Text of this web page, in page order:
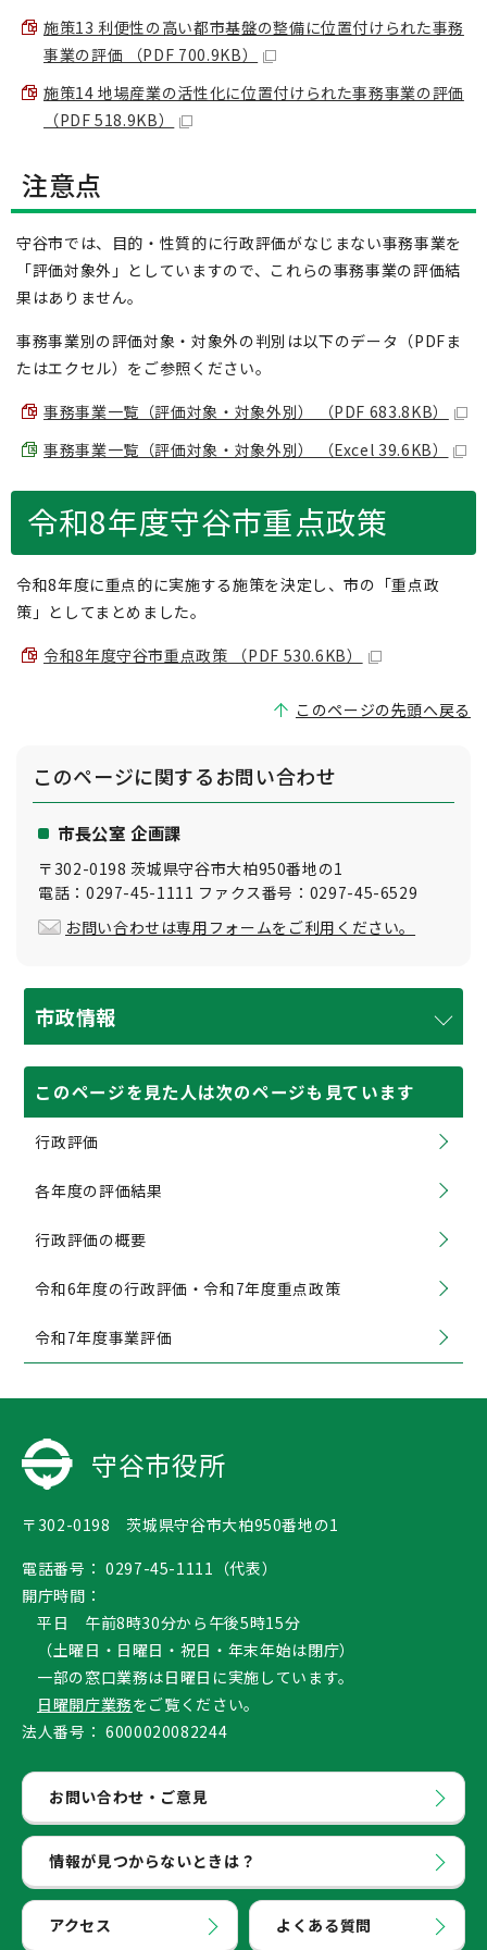
施策13 利便性の高い都市基盤の整備に位置付けられた事務
事業の評価 （PDF 700.9KB）
施策14 地場産業の活性化に位置付けられた事務事業の評価
（PDF 518.9KB）
注意点
守谷市では、目的・性質的に行政評価がなじまない事務事業を
「評価対象外」としていますので、これらの事務事業の評価結
果はありません。
事務事業別の評価対象・対象外の判別は以下のデータ（PDFま
たはエクセル）をご参照ください。
事務事業一覧（評価対象・対象外別） （PDF 683.8KB）
事務事業一覧（評価対象・対象外別） （Excel 39.6KB）
令和8年度守谷市重点政策
令和8年度に重点的に実施する施策を決定し、市の「重点政
策」としてまとめました。
令和8年度守谷市重点政策 （PDF 530.6KB）
このページの先頭へ戻る
このページに関するお問い合わせ
市長公室 企画課
〒302-0198 茨城県守谷市大柏950番地の1
電話：0297-45-1111 ファクス番号：0297-45-6529
お問い合わせは専用フォームをご利用ください。
市政情報
このページを見た人は次のページも見ています
行政評価
各年度の評価結果
行政評価の概要
令和6年度の行政評価・令和7年度重点政策
令和7年度事業評価
守谷市役所
〒302-0198 茨城県守谷市大柏950番地の1
電話番号： 0297-45-1111（代表）
開庁時間：
平日 午前8時30分から午後5時15分
（土曜日・日曜日・祝日・年末年始は閉庁）
一部の窓口業務は日曜日に実施しています。
日曜開庁業務をご覧ください。
法人番号： 6000020082244
お問い合わせ・ご意見
情報が見つからないときは？
アクセス よくある質問